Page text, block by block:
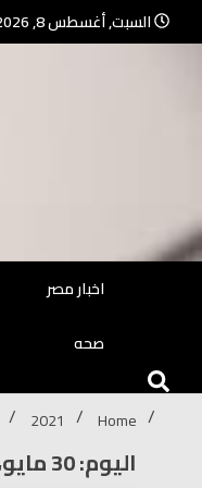
السبت, أغسطس 8, 2026
اخبار مصر
صحه
Home
2021
اليوم: 30 مايو، 2021